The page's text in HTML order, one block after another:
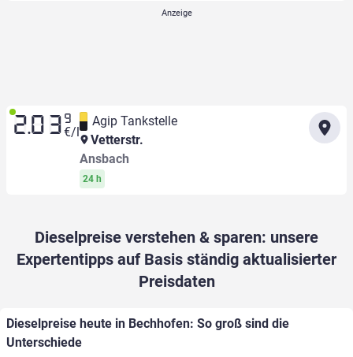
2.03 9
€/l
Agip Tankstelle
Vetterstr.
Ansbach
24 h
Dieselpreise verstehen & sparen: unsere
Expertentipps auf Basis ständig aktualisierter
Preisdaten
Dieselpreise heute in Bechhofen: So groß sind die
Unterschiede